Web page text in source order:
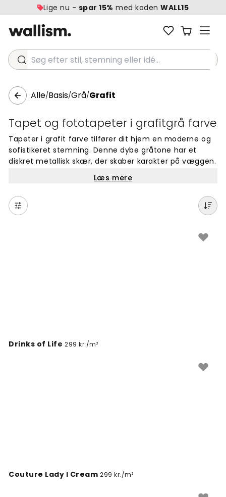
Lige nu - spar 15% med kodenWALL15
Søg efter stil, stemning eller idé...
Alle/Basis/Grå/Grafit
Tapet og fototapeter i grafitgrå farve
Tapeter i grafit farve tilfører dit hjem en moderne og
sofistikeret stemning. Denne dybe gråtone har et
diskret metallisk skær, der skaber karakter på væggen.
moderne og klassiske indretningsstile. Den mørke grå
nuance giver en rolig og stilfuld atmosfære i alle rum.
Grafit farven kombinerer let med andre farver i din
indretning og forbliver tidløs år efter år.
Læs mere
Drinks of Life 299 kr./m²
Couture Lady I Cream 299 kr./m²